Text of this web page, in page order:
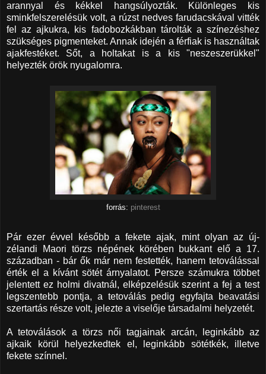
arannyal és kékkel hangsúlyozták. Különleges kis
sminkfelszerelésük volt, a rúzst nedves farudacskával vitték
fel az ajkukra, kis fadobozkákban tárolták a színezéshez
szükséges pigmenteket. Annak idején a férfiak is használtak
ajakfestéket. Sőt, a holtakat is a kis "neszeszerükkel"
helyezték örök nyugalomra.
forrás: pinterest
Pár ezer évvel később a fekete ajak, mint olyan az új-
zélandi Maori törzs népének körében bukkant elő a 17.
században - bár ők már nem festették, hanem tetoválással
érték el a kívánt sötét árnyalatot. Persze számukra többet
jelentett ez holmi divatnál, elképzelésük szerint a fej a test
legszentebb pontja, a tetoválás pedig egyfajta beavatási
szertartás része volt, jelezte a viselője társadalmi helyzetét.
A tetoválások a törzs női tagjainak arcán, leginkább az
ajkaik körül helyezkedtek el, leginkább sötétkék, illetve
fekete színnel.